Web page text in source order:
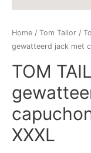
Home / Tom Tailor /
gewatteerd jack met
TOM
XXXL